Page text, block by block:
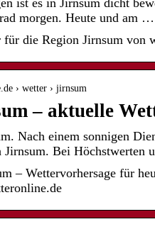
ist es in Jirnsum dicht
morgen. Heute und am …
für die Region Jirnsum von
› wetter › jirnsum
– aktuelle
Nach einem sonnigen
Jirnsum. Bei Höchstwerten
– Wettervorhersage für